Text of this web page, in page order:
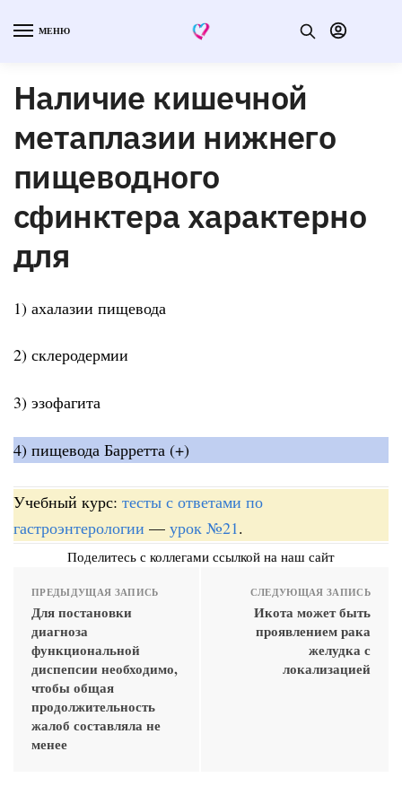
МЕНЮ
Наличие кишечной
метаплазии нижнего
пищеводного
сфинктера характерно
для
1) ахалазии пищевода
2) склеродермии
3) эзофагита
4) пищевода Барретта (+)
Учебный курс: тесты с ответами по
гастроэнтерологии — урок №21.
Поделитесь с коллегами ссылкой на наш сайт
ПРЕДЫДУЩАЯ ЗАПИСЬ
Для постановки
диагноза
функциональной
диспепсии необходимо,
чтобы общая
продолжительность
жалоб составляла не
менее
СЛЕДУЮЩАЯ ЗАПИСЬ
Икота может быть
проявлением рака
желудка с
локализацией